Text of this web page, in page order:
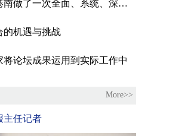
杨亚俊：论坛给港南做了一次全面、系统、深度的体检
的机遇与挑战
论坛成果运用到实际工作中
More>>
主任记者